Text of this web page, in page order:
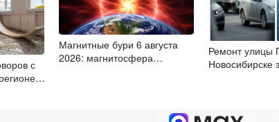
с
Магнитные бури 6 августа
2026: магнитосфера
Ремонт улицы
Новосибирске